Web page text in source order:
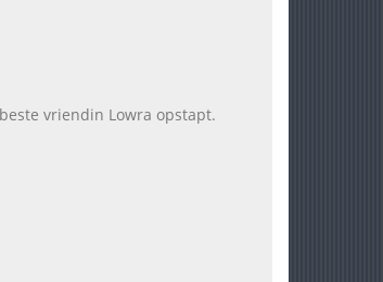
vriendin Lowra opstapt.